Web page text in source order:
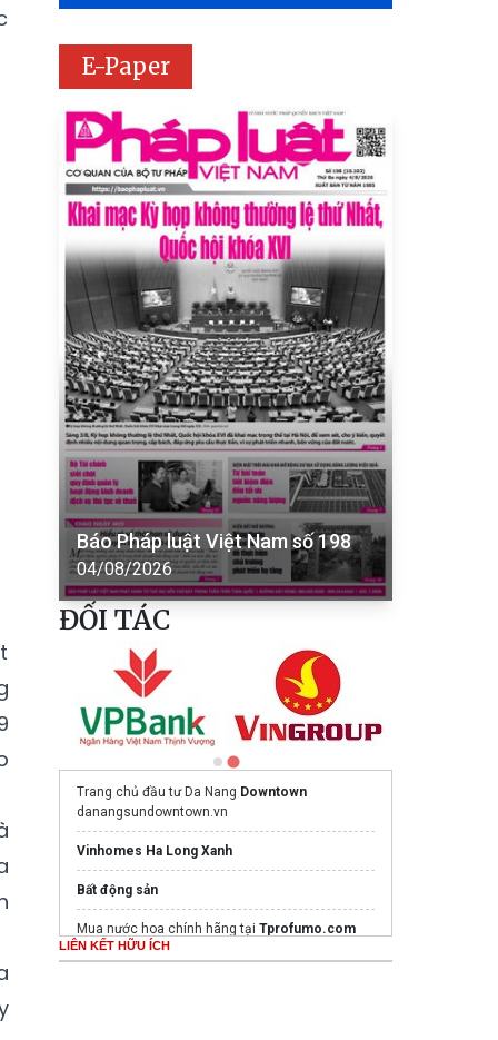
E-Paper
Báo Pháp luật Việt Nam số 198
04/08/2026
ĐỐI TÁC
Trang chủ đầu tư Da Nang Downtown
danangsundowntown.vn
Vinhomes Ha Long Xanh
Bất động sản
Mua nước hoa chính hãng tại Tprofumo.com
LIÊN KẾT HỮU ÍCH